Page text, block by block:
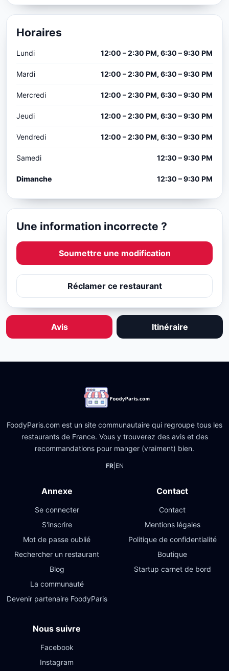
Horaires
Lundi 12:00 – 2:30 PM, 6:30 – 9:30 PM
Mardi 12:00 – 2:30 PM, 6:30 – 9:30 PM
Mercredi 12:00 – 2:30 PM, 6:30 – 9:30 PM
Jeudi 12:00 – 2:30 PM, 6:30 – 9:30 PM
Vendredi 12:00 – 2:30 PM, 6:30 – 9:30 PM
Samedi 12:30 – 9:30 PM
Dimanche 12:30 – 9:30 PM
Une information incorrecte ?
Soumettre une modification
Réclamer ce restaurant
Avis Itinéraire
FoodyParis.com est un site communautaire qui regroupe tous les
restaurants de France. Vous y trouverez des avis et des
recommandations pour manger (vraiment) bien.
FR| EN
Annexe
Se connecter
S'inscrire
Mot de passe oublié
Rechercher un restaurant
Blog
La communauté
Devenir partenaire FoodyParis
Contact
Contact
Mentions légales
Politique de confidentialité
Boutique
Startup carnet de bord
Nous suivre
Facebook
Instagram